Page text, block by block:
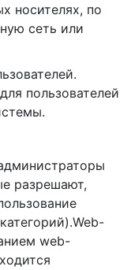
носителях, по
сеть или
пользователей
разрешают,
web-